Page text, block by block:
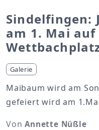
Sindelfingen:
am 1. Mai auf
Galerie
Maibaum wird am
gefeiert wird am
VonAnnette Nüßle